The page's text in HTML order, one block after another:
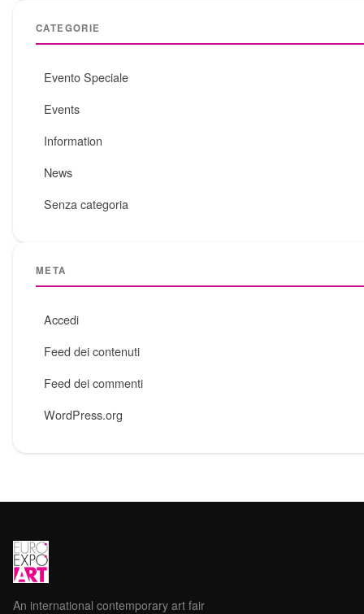
CATEGORIE
Evento Speciale
Events
Information
News
Senza categoria
META
Accedi
Feed dei contenuti
Feed dei commenti
WordPress.org
An international contemporary art fair